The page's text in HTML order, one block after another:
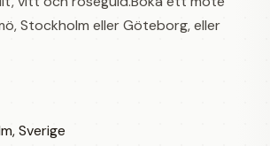
Stockholm eller Göteborg, eller
Sverige